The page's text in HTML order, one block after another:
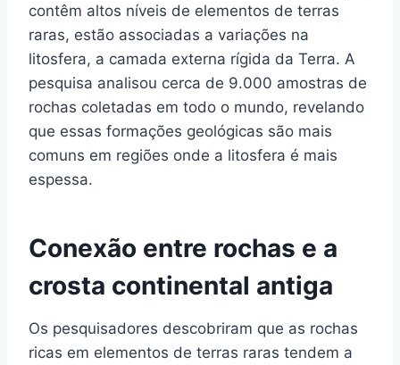
contêm altos níveis de elementos de terras
raras, estão associadas a variações na
litosfera, a camada externa rígida da Terra. A
pesquisa analisou cerca de 9.000 amostras de
rochas coletadas em todo o mundo, revelando
que essas formações geológicas são mais
comuns em regiões onde a litosfera é mais
espessa.
Conexão entre rochas e a
crosta continental antiga
Os pesquisadores descobriram que as rochas
ricas em elementos de terras raras tendem a